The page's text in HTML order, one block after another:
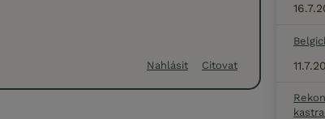
Nahlásit Citovat